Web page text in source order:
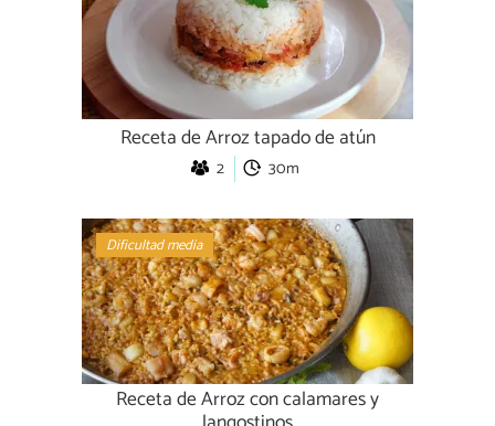
Receta de Arroz tapado de atún
2 30m
Dificultad media
Receta de Arroz con calamares y